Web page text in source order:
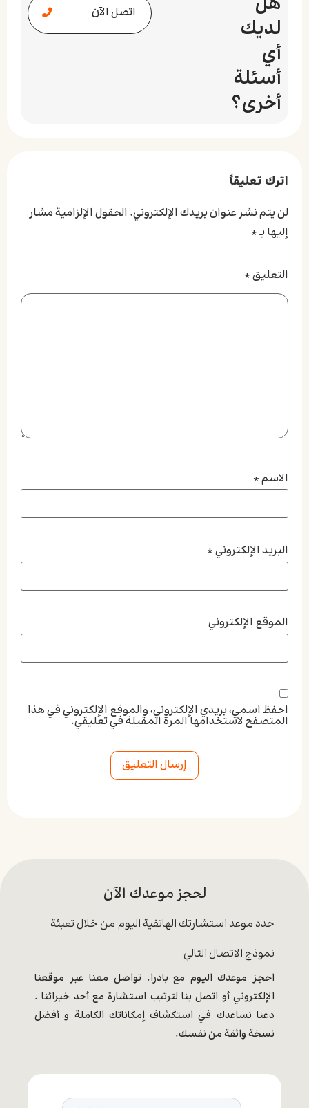
اتصل الآن
لديك
أي
أسئلة
أخرى؟
اترك تعليقاً
لن يتم نشر عنوان بريدك الإلكتروني. الحقول الإلزامية مشار
إليها بـ*
التعليق*
الاسم*
البريد الإلكتروني*
الموقع الإلكتروني
احفظ اسمي، بريدي الإلكتروني، والموقع الإلكتروني في هذا
المتصفح لاستخدامها المرة المقبلة في تعليقي.
لحجز موعدك الآن
حدد موعد استشارتك الهاتفية اليوم من خلال تعبئة
نموذج الاتصال التالي
احجز موعدك اليوم مع بادرا. تواصل معنا عبر موقعنا
الإلكتروني أو اتصل بنا لترتيب استشارة مع أحد خبرائنا .
دعنا نساعدك في استكشاف إمكاناتك الكاملة و أفضل
نسخة واثقة من نفسك.